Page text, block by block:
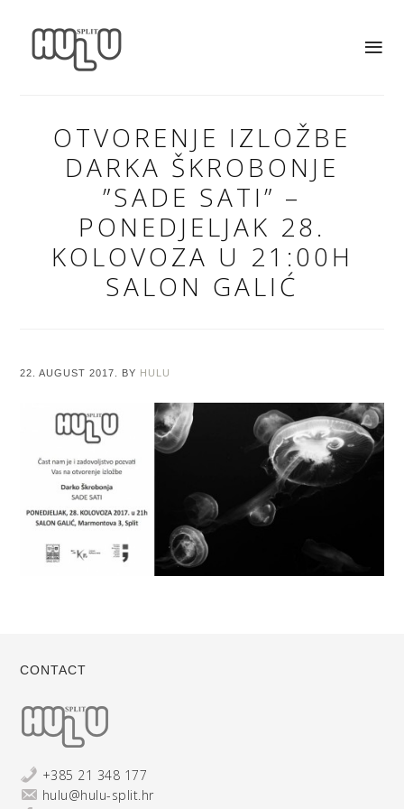
OTVORENJE IZLOŽBE
DARKA ŠKROBONJE
”SADE SATI” –
PONEDJELJAK 28.
KOLOVOZA U 21:00H
SALON GALIĆ
22. AUGUST 2017. BY HULU
CONTACT
+385 21 348 177
hulu@hulu-split.hr